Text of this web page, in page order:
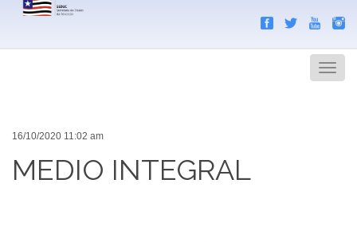
Menu
16/10/2020 11:02 am
MEDIO INTEGRAL